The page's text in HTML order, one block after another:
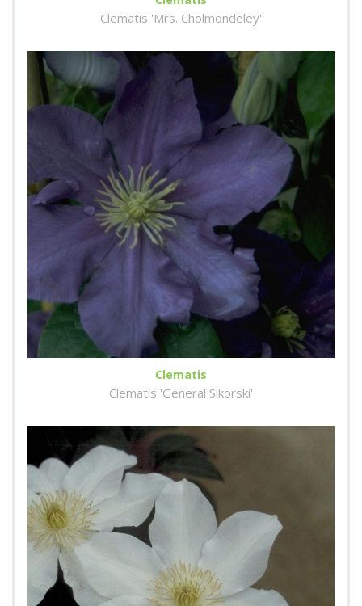
Clematis 'Mrs. Cholmondeley'
Clematis
Clematis 'General Sikorski'